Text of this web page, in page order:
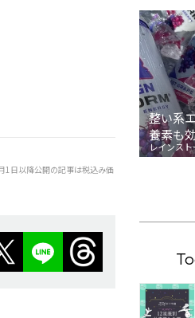
日以降公開の記事は税込み価
整い系
養素も
レインスト